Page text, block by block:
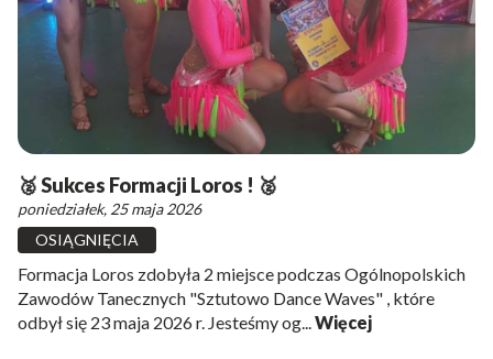
🥈 Sukces Formacji Loros ! 🥈
poniedziałek, 25 maja 2026
OSIĄGNIĘCIA
Formacja Loros zdobyła 2 miejsce podczas Ogólnopolskich
Zawodów Tanecznych "Sztutowo Dance Waves" , które
odbył się 23 maja 2026 r. Jesteśmy og... Więcej